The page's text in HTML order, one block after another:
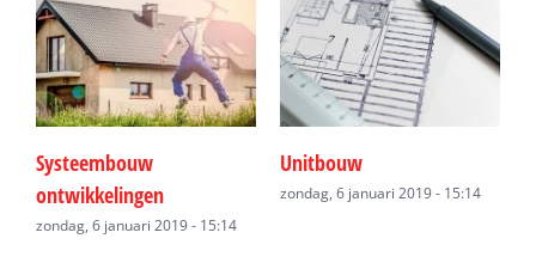
Systeembouw
ontwikkelingen
zondag, 6 januari 2019 - 15:14
Unitbouw
zondag, 6 januari 2019 - 15:14